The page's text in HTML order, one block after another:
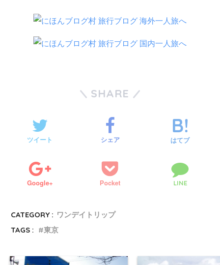
SHARE
ツイート シェア はてブ
Google+ Pocket LINE
CATEGORY : ワンデイトリップ
TAGS :
東京